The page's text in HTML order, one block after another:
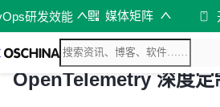
研发效能 媒体矩阵
OpenTelemetry 深度